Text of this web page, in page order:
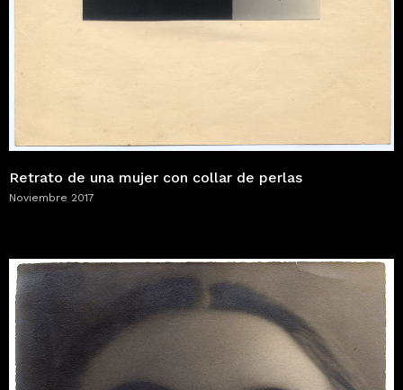
Retrato de una mujer con collar de perlas
Noviembre 2017